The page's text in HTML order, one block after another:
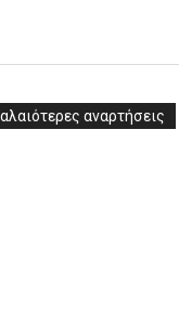
ΤΟΥ 1987
Προοδευτική στο
με Αρετσού (το
στα ίσια (1-1)
αναρτήσεις